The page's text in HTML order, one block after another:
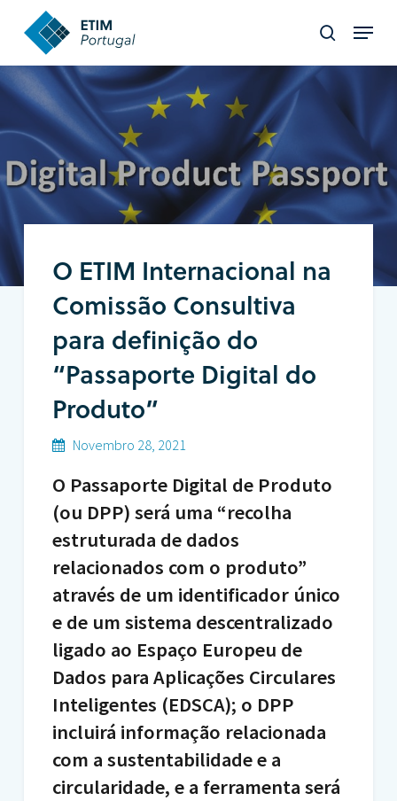
main
content
search
Menu
O ETIM Internacional na
Comissão Consultiva
para definição do
“Passaporte Digital do
Produto”
Novembro 28, 2021
O Passaporte Digital de Produto
(ou DPP) será uma “recolha
estruturada de dados
relacionados com o produto”
através de um identificador único
e de um sistema descentralizado
ligado ao Espaço Europeu de
Dados para Aplicações Circulares
Inteligentes (EDSCA); o DPP
incluirá informação relacionada
com a sustentabilidade e a
circularidade, e a ferramenta será